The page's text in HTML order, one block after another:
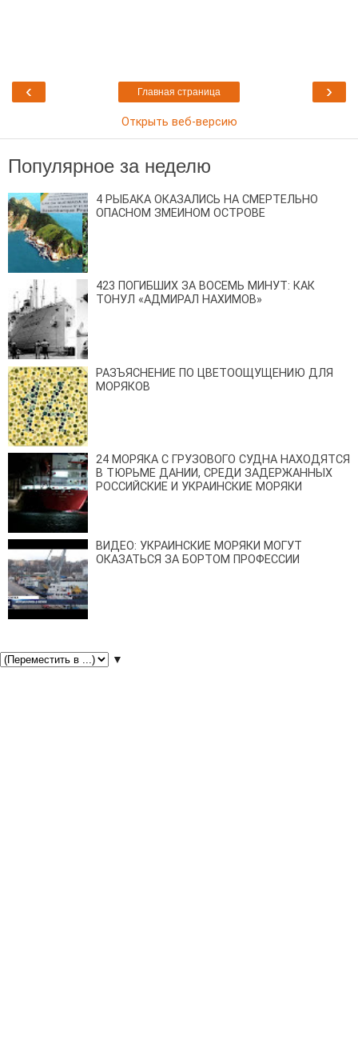
‹ ›
Главная страница
Открыть веб-версию
Популярное за неделю
4 РЫБАКА ОКАЗАЛИСЬ НА СМЕРТЕЛЬНО
ОПАСНОМ ЗМЕИНОМ ОСТРОВЕ
423 ПОГИБШИХ ЗА ВОСЕМЬ МИНУТ: КАК
ТОНУЛ «АДМИРАЛ НАХИМОВ»
РАЗЪЯСНЕНИЕ ПО ЦВЕТООЩУЩЕНИЮ ДЛЯ
МОРЯКОВ
24 МОРЯКА С ГРУЗОВОГО СУДНА НАХОДЯТСЯ
В ТЮРЬМЕ ДАНИИ, СРЕДИ ЗАДЕРЖАННЫХ
РОССИЙСКИЕ И УКРАИНСКИЕ МОРЯКИ
ВИДЕО: УКРАИНСКИЕ МОРЯКИ МОГУТ
ОКАЗАТЬСЯ ЗА БОРТОМ ПРОФЕССИИ
▼